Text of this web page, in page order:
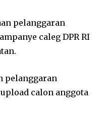
pelanggaran
caleg DPR RI
pelanggaran
calon anggota